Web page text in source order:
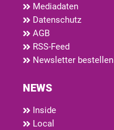
Mediadaten
Datenschutz
AGB
RSS-Feed
Newsletter bestellen
NEWS
Inside
Local